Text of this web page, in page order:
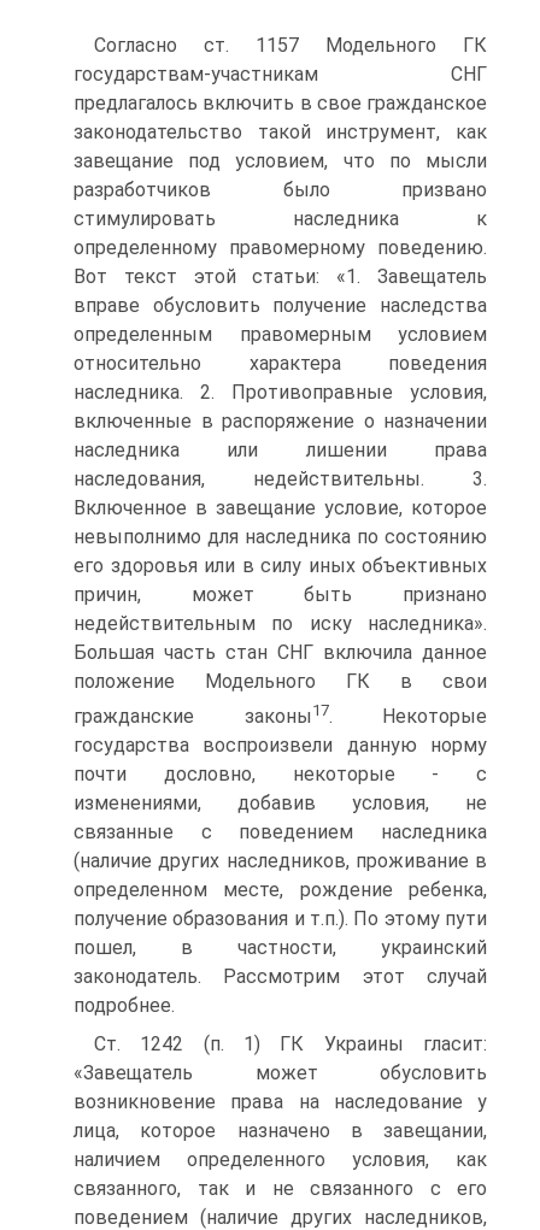
Согласно ст. 1157 Модельного ГК
государствам-участникам СНГ
предлагалось включить в свое гражданское
законодательство такой инструмент, как
завещание под условием, что по мысли
разработчиков было призвано
стимулировать наследника к
определенному правомерному поведению.
Вот текст этой статьи: «1. Завещатель
вправе обусловить получение наследства
определенным правомерным условием
относительно характера поведения
наследника. 2. Противоправные условия,
включенные в распоряжение о назначении
наследника или лишении права
наследования, недействительны. 3.
Включенное в завещание условие, которое
невыполнимо для наследника по состоянию
его здоровья или в силу иных объективных
причин, может быть признано
недействительным по иску наследника».
Большая часть стан СНГ включила данное
положение Модельного ГК в свои
гражданские законы 17. Некоторые
государства воспроизвели данную норму
почти дословно, некоторые - с
изменениями, добавив условия, не
связанные с поведением наследника
(наличие других наследников, проживание в
определенном месте, рождение ребенка,
получение образования и т.п.). По этому пути
пошел, в частности, украинский
законодатель. Рассмотрим этот случай
подробнее.
Ст. 1242 (п. 1) ГК Украины гласит:
«Завещатель может обусловить
возникновение права на наследование у
лица, которое назначено в завещании,
наличием определенного условия, как
связанного, так и не связанного с его
поведением (наличие других наследников,